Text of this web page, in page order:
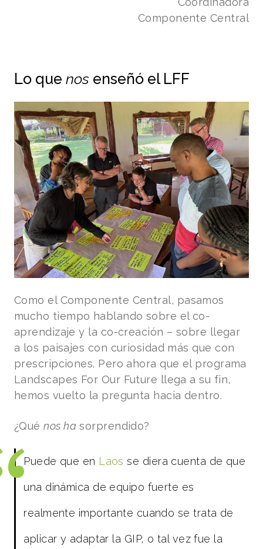
Componente Central
Lo que nos enseñó el LFF
Como el Componente Central, pasamos
mucho tiempo hablando sobre el co-
aprendizaje y la co-creación – sobre llegar
a los paisajes con curiosidad más que con
prescripciones. Pero ahora que el programa
Landscapes For Our Future llega a su fin,
hemos vuelto la pregunta hacia dentro.
¿Quénos ha sorprendido?
Puede que en Laos se diera cuenta de que
una dinámica de equipo fuerte es
realmente importante cuando se trata de
aplicar y adaptar la GIP, o tal vez fue la